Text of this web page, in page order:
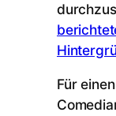
Für